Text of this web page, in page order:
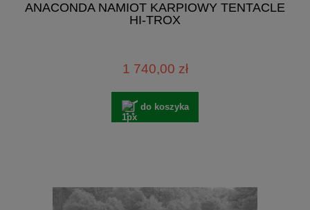
ANACONDA NAMIOT KARPIOWY TENTACLE
HI-TROX
1 740,00 zł
do koszyka